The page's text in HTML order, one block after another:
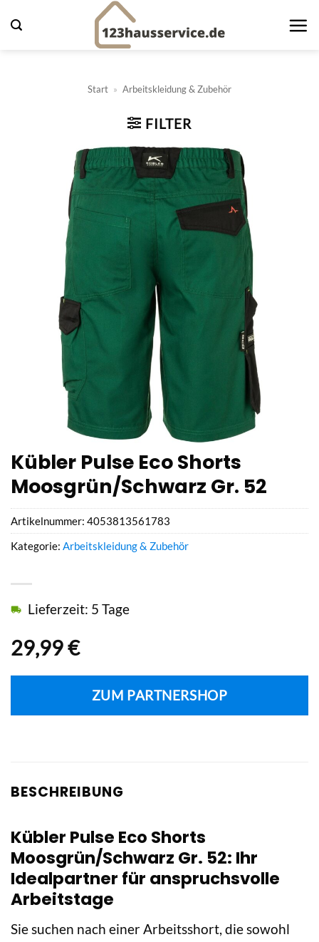
Inhalt
Start » Arbeitskleidung & Zubehör
FILTER
Kübler Pulse Eco Shorts
Moosgrün/Schwarz Gr. 52
29,99€
Lieferzeit: 5 Tage
ZUM PARTNERSHOP
Artikelnummer: 4053813561783
Kategorie: Arbeitskleidung & Zubehör
BESCHREIBUNG
Kübler Pulse Eco Shorts
Moosgrün/Schwarz Gr. 52: Ihr
Idealpartner für anspruchsvolle
Arbeitstage
Sie suchen nach einer Arbeitsshort, die sowohl